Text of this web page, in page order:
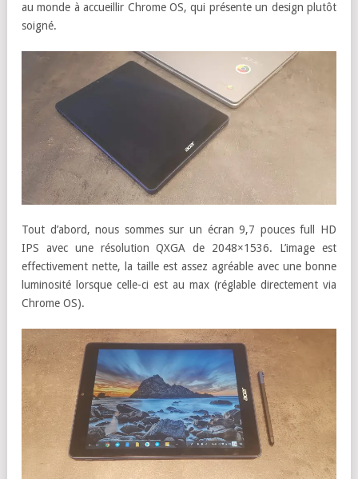
au monde à accueillir Chrome OS, qui présente un design plutôt
soigné.
Tout d’abord, nous sommes sur un écran 9,7 pouces full HD
IPS avec une résolution QXGA de 2048×1536. L’image est
effectivement nette, la taille est assez agréable avec une bonne
luminosité lorsque celle-ci est au max (réglable directement via
Chrome OS).